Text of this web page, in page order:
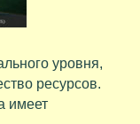
уровня,
ресурсов.
имеет